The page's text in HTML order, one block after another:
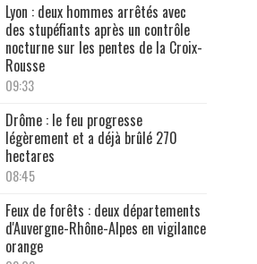
Lyon : deux hommes arrêtés avec
des stupéfiants après un contrôle
nocturne sur les pentes de la Croix-
Rousse
09:33
Drôme : le feu progresse
légèrement et a déjà brûlé 270
hectares
08:45
Feux de forêts : deux départements
d'Auvergne-Rhône-Alpes en vigilance
orange